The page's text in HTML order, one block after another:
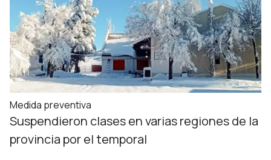
Medida preventiva
Suspendieron clases en varias regiones de la
provincia por el temporal